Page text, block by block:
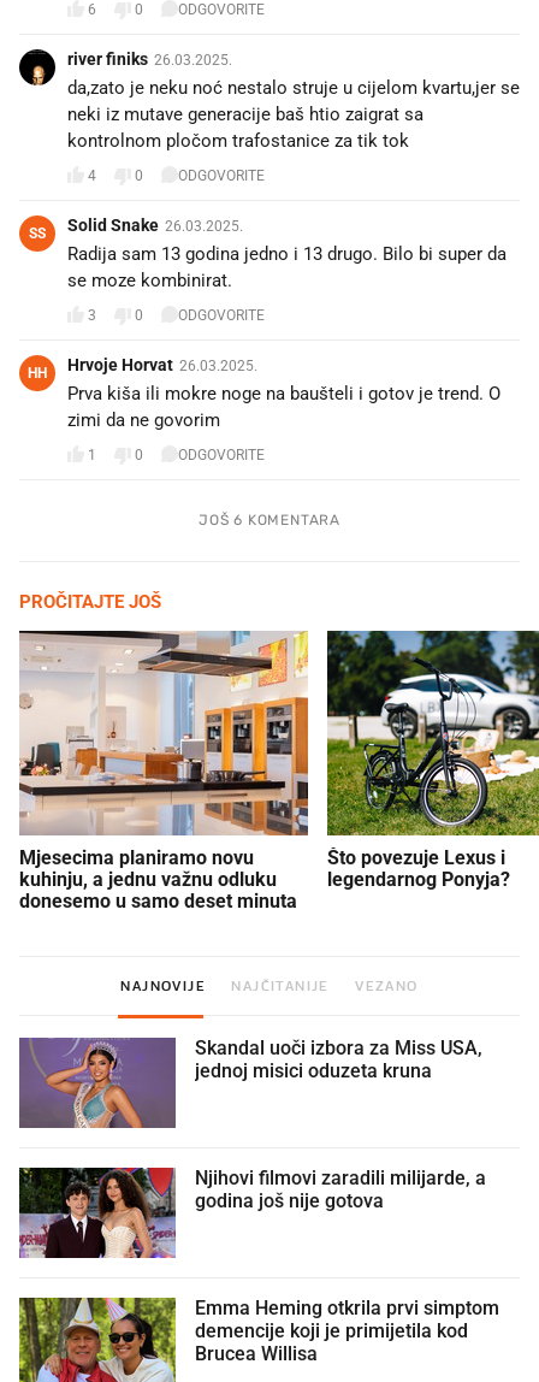
6 0 ODGOVORITE
river finiks 26.03.2025.
da,zato je neku noć nestalo struje u cijelom kvartu,jer se
neki iz mutave generacije baš htio zaigrat sa
kontrolnom pločom trafostanice za tik tok
4 0 ODGOVORITE
SS Solid Snake 26.03.2025.
Radija sam 13 godina jedno i 13 drugo. Bilo bi super da
se moze kombinirat.
3 0 ODGOVORITE
HH Hrvoje Horvat 26.03.2025.
Prva kiša ili mokre noge na baušteli i gotov je trend. O
zimi da ne govorim
1 0 ODGOVORITE
JOŠ 6 KOMENTARA
PROČITAJTE JOŠ
Mjesecima planiramo novu
kuhinju, a jednu važnu odluku
donesemo u samo deset minuta
Što povezuje Lexus i
legendarnog Ponyja?
NAJNOVIJE NAJČITANIJE VEZANO
Skandal uoči izbora za Miss USA,
jednoj misici oduzeta kruna
Njihovi filmovi zaradili milijarde, a
godina još nije gotova
Emma Heming otkrila prvi simptom
demencije koji je primijetila kod
Brucea Willisa